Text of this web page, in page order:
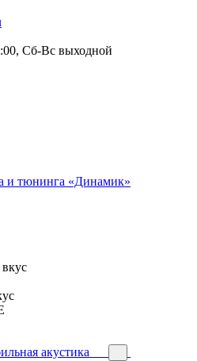
Сб-Вс выходной
акустика